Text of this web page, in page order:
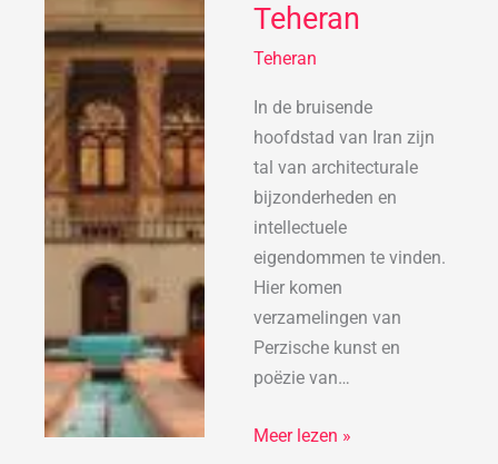
Teheran
Teheran
In de bruisende
hoofdstad van Iran zijn
tal van architecturale
bijzonderheden en
intellectuele
eigendommen te vinden.
Hier komen
verzamelingen van
Perzische kunst en
poëzie van…
musea
van
Meer lezen »